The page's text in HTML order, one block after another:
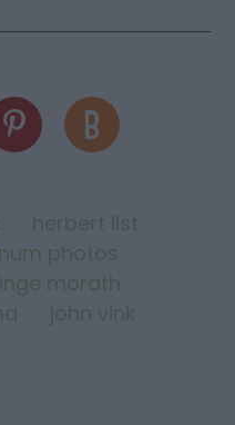
herbert list
photos
inge morath
john vink